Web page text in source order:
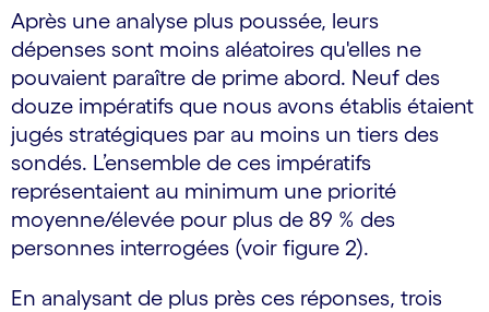
Après une analyse plus poussée, leurs
dépenses sont moins aléatoires qu'elles ne
pouvaient paraître de prime abord. Neuf des
douze impératifs que nous avons établis étaient
jugés stratégiques par au moins un tiers des
sondés. L’ensemble de ces impératifs
représentaient au minimum une priorité
moyenne/élevée pour plus de 89 % des
personnes interrogées (voir figure 2).
En analysant de plus près ces réponses, trois